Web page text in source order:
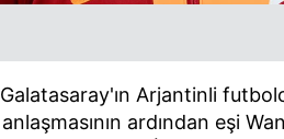
Galatasaray'ın Arjantinli
anlaşmasının ardından eşi